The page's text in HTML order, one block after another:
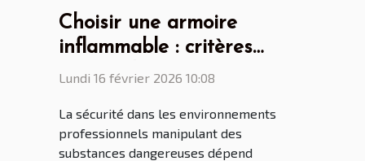
Choisir une armoire
inflammable : critères
essentiels et nouveautés
Lundi 16 février 2026 10:08
La sécurité dans les environnements
professionnels manipulant des
substances dangereuses dépend